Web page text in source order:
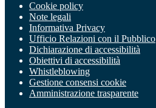
Cookie policy
Note legali
Informativa Privacy
Ufficio Relazioni con il Pubblico
Dichiarazione di accessibilità
Obiettivi di accessibilità
Whistleblowing
Gestione consensi cookie
Amministrazione trasparente